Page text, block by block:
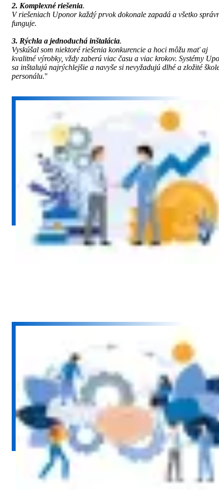
2. Komplexné riešenia.
V riešeniach Uponor každý prvok dokonale zapadá a všetko
funguje.
3. Rýchla a jednoduchá inštalácia.
Vyskúšal som niektoré riešenia konkurencie a hoci môžu mať aj
kvalitné výrobky, vždy zaberú viac času a viac krokov. Systémy
sa inštalujú najrýchlejšie a navyše si nevyžadujú dlhé a zložité
personálu."